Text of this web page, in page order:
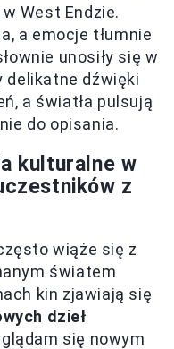
West Endzie.
a emocje tłumnie
unosiły się w
delikatne dźwięki
a światła pulsują
do opisania.
kulturalne w
z
wiąże się z
światem
kin zjawiają się
dzieł
się nowym